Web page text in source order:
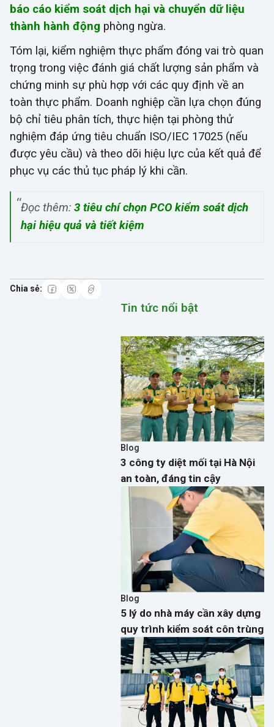
báo cáo kiểm soát dịch hại và chuyển dữ liệu
thành hành động phòng ngừa.
Tóm lại, kiểm nghiệm thực phẩm đóng vai trò quan
trọng trong việc đánh giá chất lượng sản phẩm và
chứng minh sự phù hợp với các quy định về an
toàn thực phẩm. Doanh nghiệp cần lựa chọn đúng
bộ chỉ tiêu phân tích, thực hiện tại phòng thử
nghiệm đáp ứng tiêu chuẩn ISO/IEC 17025 (nếu
được yêu cầu) và theo dõi hiệu lực của kết quả để
phục vụ các thủ tục pháp lý khi cần.
Đọc thêm: 3 tiêu chí chọn PCO kiểm soát dịch
hại hiệu quả và tiết kiệm
Tin tức nổi bật
Blog
3 công ty diệt mối tại Hà Nội
an toàn, đáng tin cậy
Blog
5 lý do nhà máy cần xây dựng
quy trình kiểm soát côn trùng